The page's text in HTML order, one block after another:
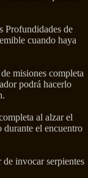
Profundidades de
cuando haya
misiones completa
podrá hacerlo
al alzar el
durante el encuentro
invocar serpientes